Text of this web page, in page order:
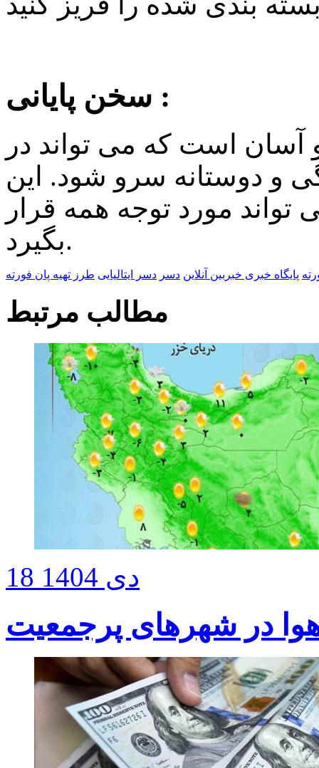
سخن پایانی :
است که می تواند در
و دوستانه سرو شود. این
مورد توجه همه قرار
بگیرد.
پایگاه خبری خبربین آنلاین دسر دسر ایتالیایی طرز تهیه پان فورته
مطالب مرتبط
18 دی 1404
در شهرهای پرجمعیت